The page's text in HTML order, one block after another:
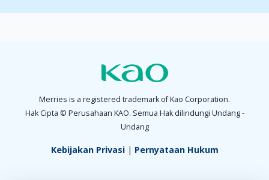
Merries is a registered trademark of Kao Corporation.
Hak Cipta © Perusahaan KAO. Semua Hak dilindungi Undang -
Undang
Kebijakan Privasi| Pernyataan Hukum